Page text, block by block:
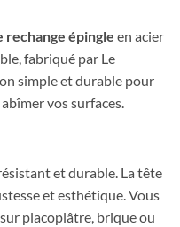
rechange épingle en acier
fabriqué par Le
simple et durable pour
vos surfaces.
et durable. La tête
et esthétique. Vous
placoplâtre, brique ou